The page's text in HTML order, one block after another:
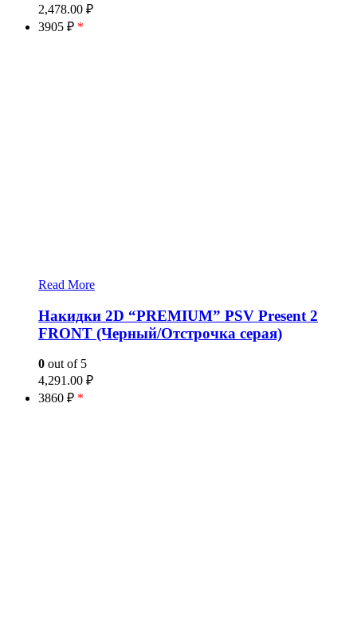
2,478.00 ₽
3905 ₽ *
Read More
Накидки 2D “PREMIUM” PSV Present 2
FRONT (Черный/Отстрочка серая)
0 out of 5
4,291.00 ₽
3860 ₽ *